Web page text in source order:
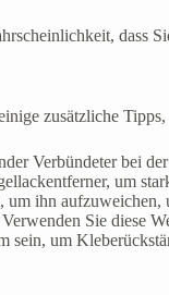
dass
zusätzliche
Verbündeter bei
um
ihn aufzuweichen,
Verwenden Sie diese
sein, um